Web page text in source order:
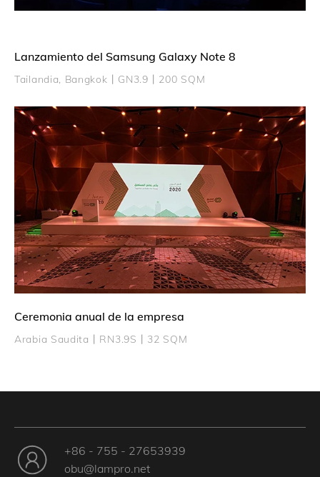
Lanzamiento del Samsung Galaxy Note 8
Tailandia, Bangkok丨GN3.9丨200 SQM
Ceremonia anual de la empresa
Arabia Saudita丨RN3.9S丨32 SQM
+86 - 755 - 27653939
obu@lampro.net